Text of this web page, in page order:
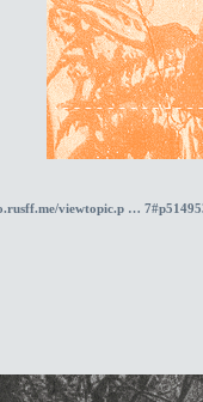
viewtopic.p …